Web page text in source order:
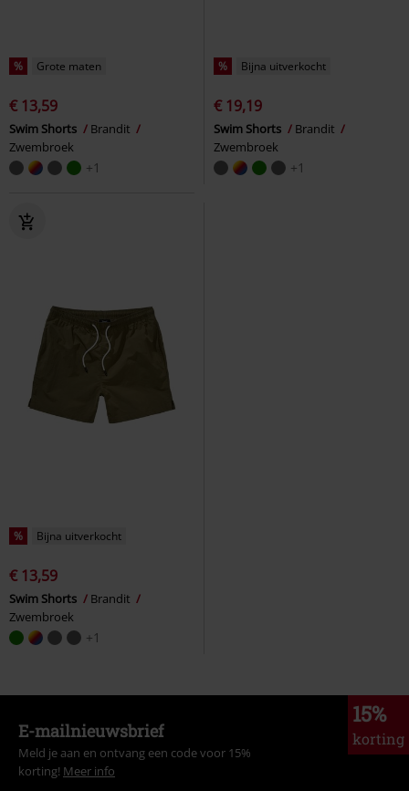
% Grote maten
€ 13,59
Swim Shorts
Brandit
Zwembroek
+1
% Bijna uitverkocht
€ 19,19
Swim Shorts
Brandit
Zwembroek
+1
% Bijna uitverkocht
€ 13,59
Swim Shorts
Brandit
Zwembroek
+1
15%
korting
E-mailnieuwsbrief
Meld je aan en ontvang een code voor 15%
korting! Meer info